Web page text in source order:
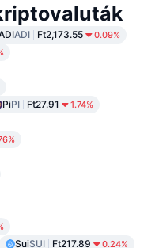
ADI Ft2,173.55 0.09%
PiPI Ft27.91 1.74%
SuiSUI Ft217.89 0.24%